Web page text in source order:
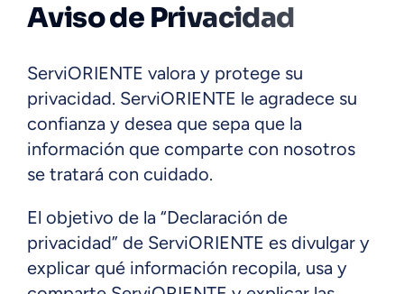
Aviso de Privacidad
ServiORIENTE valora y protege su
privacidad. ServiORIENTE le agradece su
confianza y desea que sepa que la
información que comparte con nosotros
se tratará con cuidado.
El objetivo de la “Declaración de
privacidad” de ServiORIENTE es divulgar y
explicar qué información recopila, usa y